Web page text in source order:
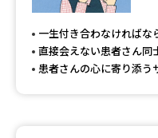
Ｑ＆Ａ よくあるご質問
一生付き合わなければな
直接会えない患者さん同
患者さんの心に寄り添う